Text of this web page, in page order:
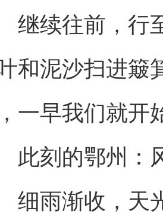
续往前，行至
和泥沙扫进簸
一早我们就开
刻的鄂州：
雨渐收，天